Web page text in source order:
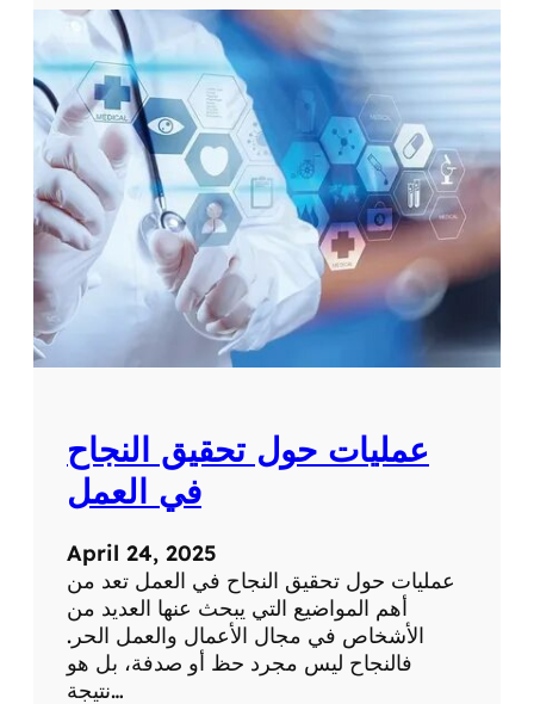
ا
ل
ع
ا
ل
م
ي
و
ئ
د
د
و
ا
ء
ا
ل
أ
ل
و
ر
و
ل
ي
ع
ل
ا
ج
عمليات حول تحقيق النجاح
في العمل
April 24, 2025
عمليات حول تحقيق النجاح في العمل تعد من
أهم المواضيع التي يبحث عنها العديد من
الأشخاص في مجال الأعمال والعمل الحر.
فالنجاح ليس مجرد حظ أو صدفة، بل هو
نتيجة…